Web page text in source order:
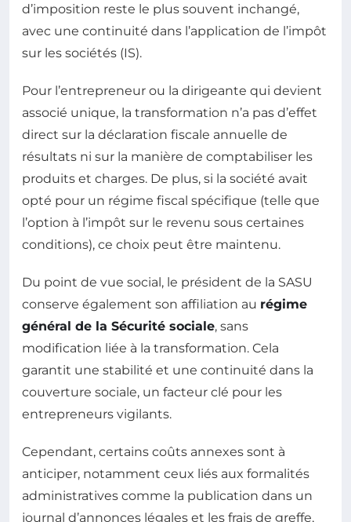
d’imposition reste le plus souvent inchangé,
avec une continuité dans l’application de l’impôt
sur les sociétés (IS).
Pour l’entrepreneur ou la dirigeante qui devient
associé unique, la transformation n’a pas d’effet
direct sur la déclaration fiscale annuelle de
résultats ni sur la manière de comptabiliser les
produits et charges. De plus, si la société avait
opté pour un régime fiscal spécifique (telle que
l’option à l’impôt sur le revenu sous certaines
conditions), ce choix peut être maintenu.
Du point de vue social, le président de la SASU
conserve également son affiliation au régime
général de la Sécurité sociale, sans
modification liée à la transformation. Cela
garantit une stabilité et une continuité dans la
couverture sociale, un facteur clé pour les
entrepreneurs vigilants.
Cependant, certains coûts annexes sont à
anticiper, notamment ceux liés aux formalités
administratives comme la publication dans un
journal d’annonces légales et les frais de greffe,